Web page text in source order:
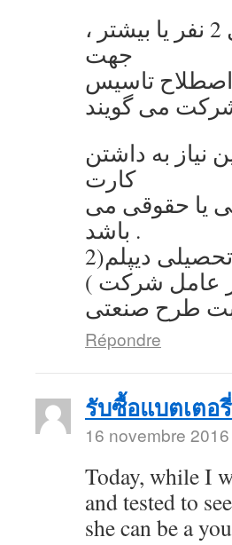
به اشتراک گذاشتن سرمایه بین حداقل 2 نفر یا بیشتر ،
جهت
تاسیس
نیاز به داشتن
کارت
یا حقوقی می
باشد .
دیپلم
طرح صنعتی
Répondre
รับซื้อแบตเตอ
16 novembre
Today, while I
and tested to
she can be a